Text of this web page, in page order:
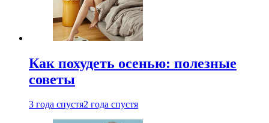
Как похудеть осенью: полезные
советы
3 года спустя2 года спустя